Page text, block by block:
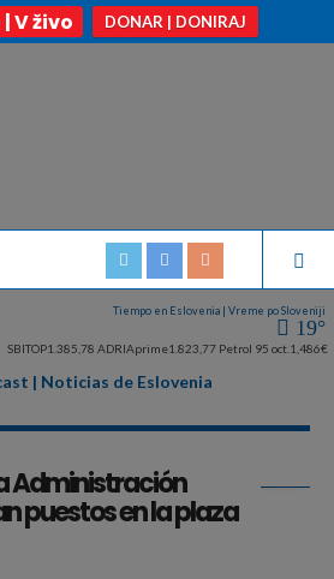
V živo DONAR | DONIRAJ
Tiempo en Eslovenia | Vreme po Sloveniji
19°
SBITOP1.385,78 ADRIAprime1.823,77 Petrol 95 oct. 1,486€
| Noticias de Eslovenia
Administración
puestos en la plaza